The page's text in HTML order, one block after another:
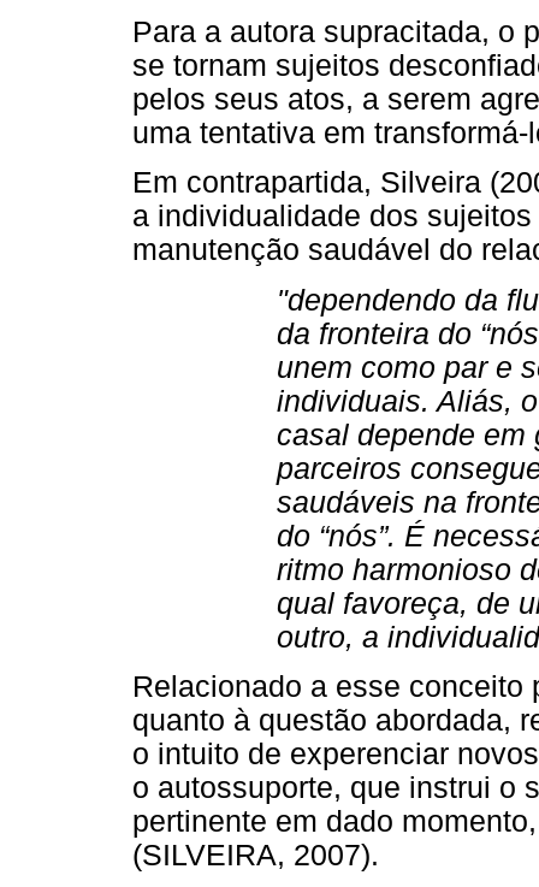
Para a autora supracitada, o
se tornam sujeitos
pelos seus atos, a serem
uma tentativa em
Em contrapartida, Silveira
a individualidade dos
manutenção saudável do
"dependendo da
da fronteira do
unem como par e
individuais. Aliás,
casal depende em
parceiros
saudáveis na
do “nós”. É
ritmo harmonioso
qual favoreça, de
outro, a
Relacionado a esse
quanto à questão abordada,
o intuito de experenciar
o autossuporte, que instrui o
pertinente em dado
(SILVEIRA, 2007).